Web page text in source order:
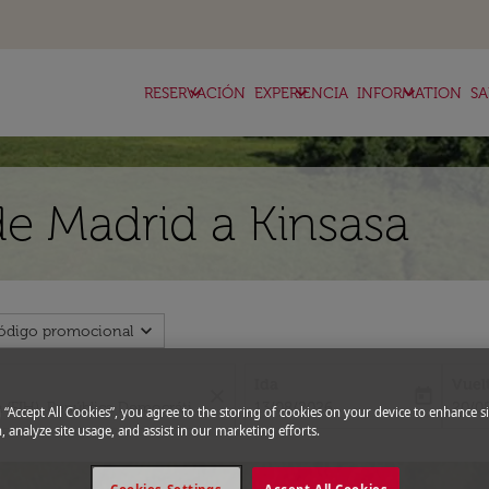
RESERVACIÓN
keyboard_arrow_down EXPERIENCIA
keyboard_arrow_down INFORMATION
keyboard_arrow_down
Madrid a Kinsasa
promocional expand_more
fc-booking-departure-date-aria-
13/08/2026
fc-
20/
“Accept All Cookies”, you agree to the storing of cookies on your device to enhance
analyze site usage, and assist in our marketing efforts.